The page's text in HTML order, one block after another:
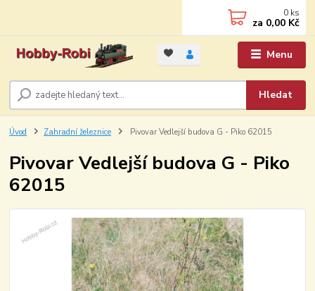
Menu
Hledat
0 ks
za 0,00 Kč
Úvod Zahradní železnice Pivovar Vedlejší budova G - Piko 62015
Pivovar Vedlejší budova G - Piko
62015